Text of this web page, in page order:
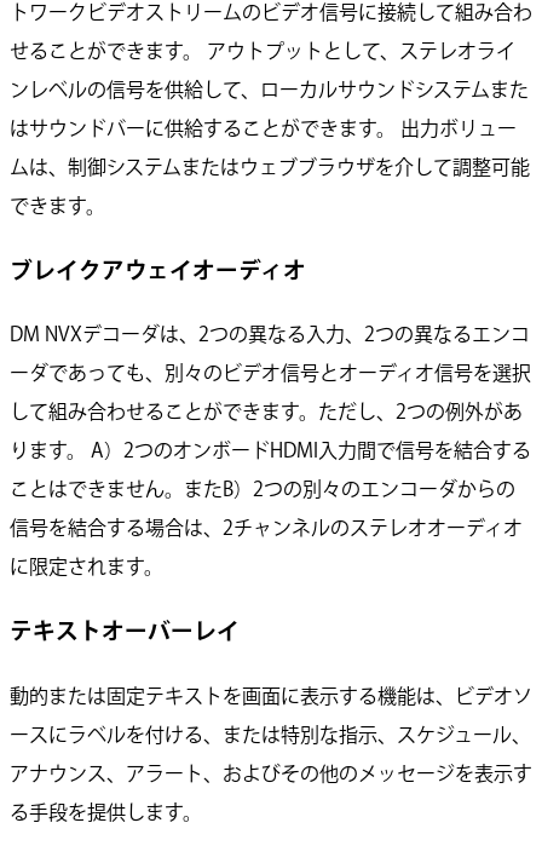
トワークビデオストリームのビデオ信号に接続して組み合わ
せることができます。 アウトプットとして、ステレオライ
ンレベルの信号を供給して、ローカルサウンドシステムまた
はサウンドバーに供給することができます。 出力ボリュー
ムは、制御システムまたはウェブブラウザを介して調整可能
できます。
ブレイクアウェイオーディオ
DM NVXデコーダは、2つの異なる入力、2つの異なるエンコ
ーダであっても、別々のビデオ信号とオーディオ信号を選択
して組み合わせることができます。ただし、2つの例外があ
ります。 A）2つのオンボードHDMI入力間で信号を結合する
ことはできません。またB）2つの別々のエンコーダからの
信号を結合する場合は、2チャンネルのステレオオーディオ
に限定されます。
テキストオーバーレイ
動的または固定テキストを画面に表示する機能は、ビデオソ
ースにラベルを付ける、または特別な指示、スケジュール、
アナウンス、アラート、およびその他のメッセージを表示す
る手段を提供します。